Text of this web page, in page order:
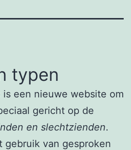
typen
is een nieuwe website om
gericht op de
en slechtzienden.
gebruik van gesproken